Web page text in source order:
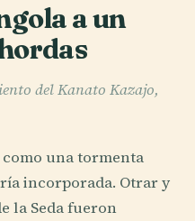
a un
del Kanato Kazajo,
una tormenta
incorporada. Otrar y
la Seda fueron